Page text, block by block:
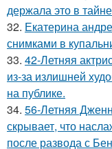
держала это в
32. Екатерина
снимками в
33. 42-Летняя
из-за излишней
на публике.
34. 56-Летняя
скрывает, что
после развода с